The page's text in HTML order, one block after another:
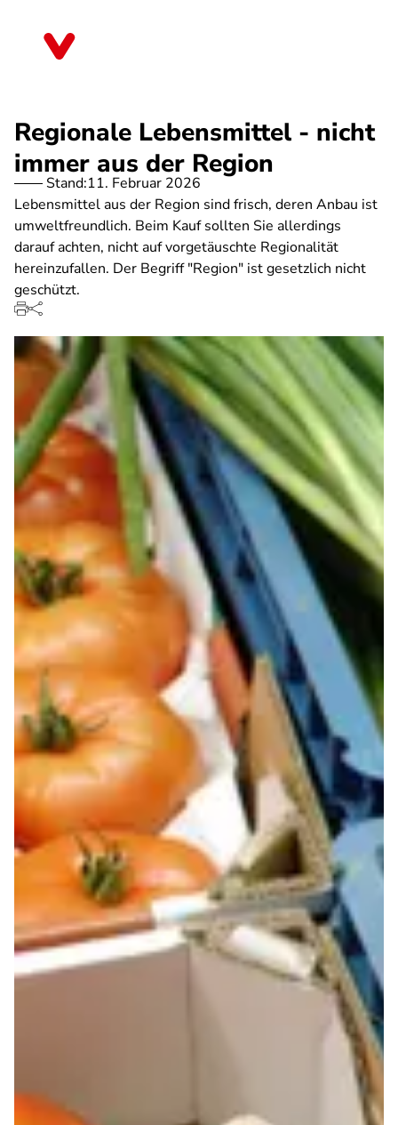
Regionale Lebensmittel - nicht
immer aus der Region
Stand:11. Februar 2026
Lebensmittel aus der Region sind frisch, deren Anbau ist
umweltfreundlich. Beim Kauf sollten Sie allerdings
darauf achten, nicht auf vorgetäuschte Regionalität
hereinzufallen. Der Begriff "Region" ist gesetzlich nicht
geschützt.